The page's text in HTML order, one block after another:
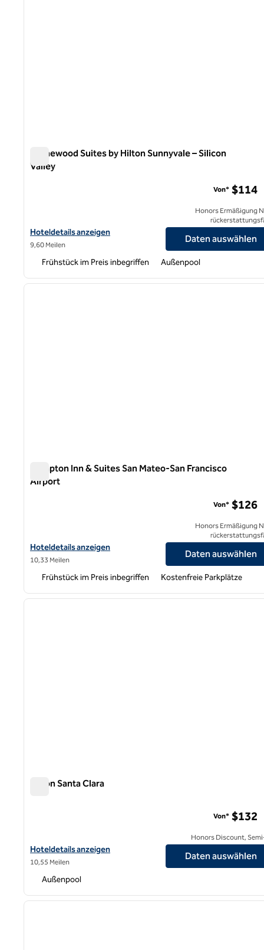
Homewood Suites by Hilton Sunnyvale – Silicon
Valley
Hoteldetails für Homewood Suites by Hilton Sunnyvale – Silicon
Hoteldetails anzeigen
9,60 Meilen
Von* $114
Honors Ermäßigung
Daten auswählen
Frühstück im Preis inbegriffen Außenpool
1 von 12
Hampton Inn & Suites San Mateo-San Francisco
Airport
Hoteldetails zum Flughafen Hampton Inn & Suites San Mateo-
Hoteldetails anzeigen
10,33 Meilen
Von* $126
Honors Ermäßigung
Daten auswählen
Frühstück im Preis inbegriffen Kostenfreie Parkplätze
1 von 12
Hilton Santa Clara
Hoteldetails für das Hilton Santa Clara anzeigen
Hoteldetails anzeigen
10,55 Meilen
Von* $132
Honors Discount,
Daten auswählen
Außenpool
1 von 12